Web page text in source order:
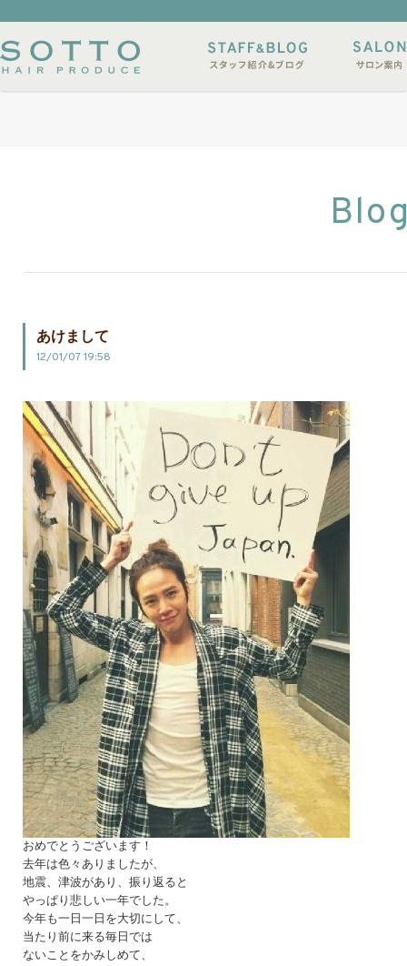
ルサンプル 店休日
あけまして
12/01/07 19:58
おめでとうございます！
去年は色々ありましたが、
地震、津波があり、振り返ると
やっぱり悲しい一年でした。
今年も一日一日を大切にして、
当たり前に来る毎日では
ないことをかみしめて、